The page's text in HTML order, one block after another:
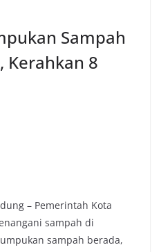
Sampah
Kerahkan 8
– Pemerintah Kota
sampah di
sampah berada,